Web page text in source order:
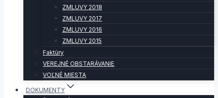
ZMLUVY 2018
ZMLUVY 2017
ZMLUVY 2016
ZMLUVY 2015
Faktúry
VEREJNÉ OBSTARÁVANIE
VOĽNÉ MIESTA
DOKUMENTY